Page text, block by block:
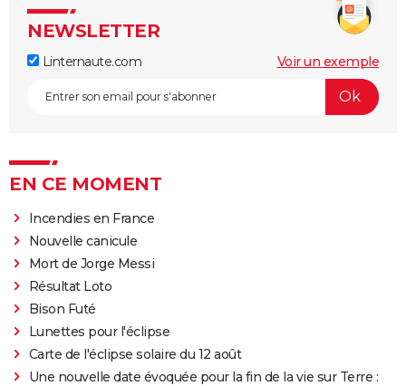
NEWSLETTER
Linternaute.com Voir un exemple
EN CE MOMENT
Incendies en France
Nouvelle canicule
Mort de Jorge Messi
Résultat Loto
Bison Futé
Lunettes pour l'éclipse
Carte de l'éclipse solaire du 12 août
Une nouvelle date évoquée pour la fin de la vie sur Terre :